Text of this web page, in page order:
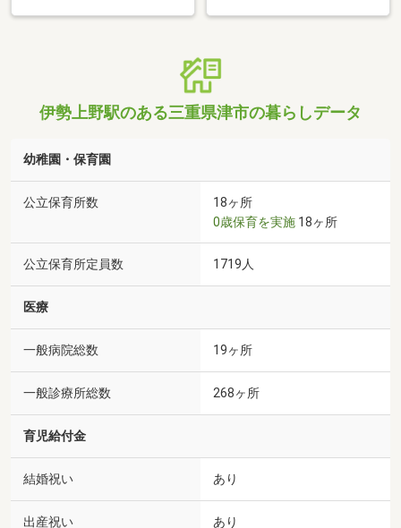
伊勢上野駅のある三重県津市の暮らしデータ
幼稚園・保育園
公立保育所数
18ヶ所
0歳保育を実施 18ヶ所
公立保育所定員数 1719人
医療
一般病院総数 19ヶ所
一般診療所総数 268ヶ所
育児給付金
結婚祝い あり
出産祝い あり